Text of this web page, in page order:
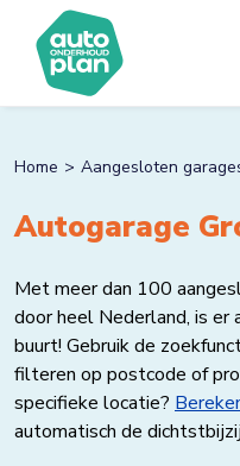
Home Aangesloten
Autogarage
Met meer dan 100
door heel Nederland, is er
buurt! Gebruik de
filteren op postcode of
specifieke locatie?
automatisch de